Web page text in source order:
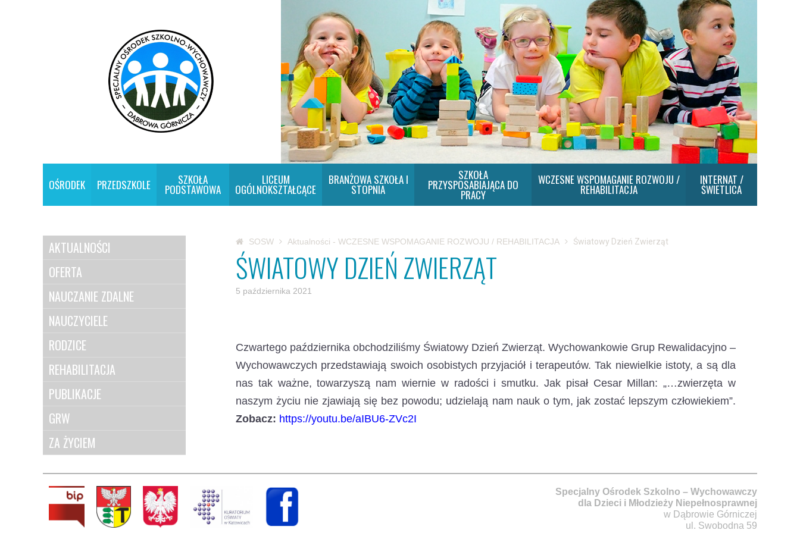
OŚRODEK PRZEDSZKOLE SZKOŁA
PODSTAWOWA
LICEUM
OGÓLNOKSZTAŁCĄCE
BRANŻOWA SZKOŁA I
STOPNIA
SZKOŁA
PRZYSPOSABIAJĄCA DO
PRACY
WCZESNE WSPOMAGANIE ROZWOJU /
REHABILITACJA
INTERNAT /
ŚWIETLICA
AKTUALNOŚCI
OFERTA
NAUCZANIE ZDALNE
NAUCZYCIELE
RODZICE
REHABILITACJA
PUBLIKACJE
GRW
ZA ŻYCIEM
SOSW Aktualności - WCZESNE WSPOMAGANIE ROZWOJU / REHABILITACJA Światowy Dzień Zwierząt
ŚWIATOWY DZIEŃ ZWIERZĄT
5 października 2021
Czwartego października obchodziliśmy Światowy Dzień Zwierząt. Wychowankowie Grup Rewalidacyjno –
Wychowawczych przedstawiają swoich osobistych przyjaciół i terapeutów. Tak niewielkie istoty, a są dla
nas tak ważne, towarzyszą nam wiernie w radości i smutku. Jak pisał Cesar Millan: „…zwierzęta w
naszym życiu nie zjawiają się bez powodu; udzielają nam nauk o tym, jak zostać lepszym człowiekiem”.
Zobacz: https://youtu.be/aIBU6-ZVc2I
Specjalny Ośrodek Szkolno – Wychowawczy
dla Dzieci i Młodzieży Niepełnosprawnej
w Dąbrowie Górniczej
ul. Swobodna 59